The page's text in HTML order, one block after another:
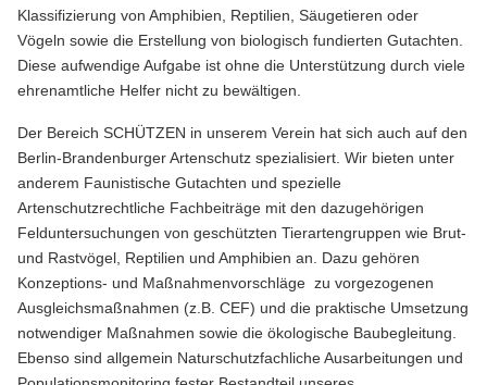
Klassifizierung von Amphibien, Reptilien, Säugetieren oder
Vögeln sowie die Erstellung von biologisch fundierten Gutachten.
Diese aufwendige Aufgabe ist ohne die Unterstützung durch viele
ehrenamtliche Helfer nicht zu bewältigen.
Der Bereich SCHÜTZEN in unserem Verein hat sich auch auf den
Berlin-Brandenburger Artenschutz spezialisiert. Wir bieten unter
anderem Faunistische Gutachten und spezielle
Artenschutzrechtliche Fachbeiträge mit den dazugehörigen
Felduntersuchungen von geschützten Tierartengruppen wie Brut-
und Rastvögel, Reptilien und Amphibien an. Dazu gehören
Konzeptions- und Maßnahmenvorschläge zu vorgezogenen
Ausgleichsmaßnahmen (z.B. CEF) und die praktische Umsetzung
notwendiger Maßnahmen sowie die ökologische Baubegleitung.
Ebenso sind allgemein Naturschutzfachliche Ausarbeitungen und